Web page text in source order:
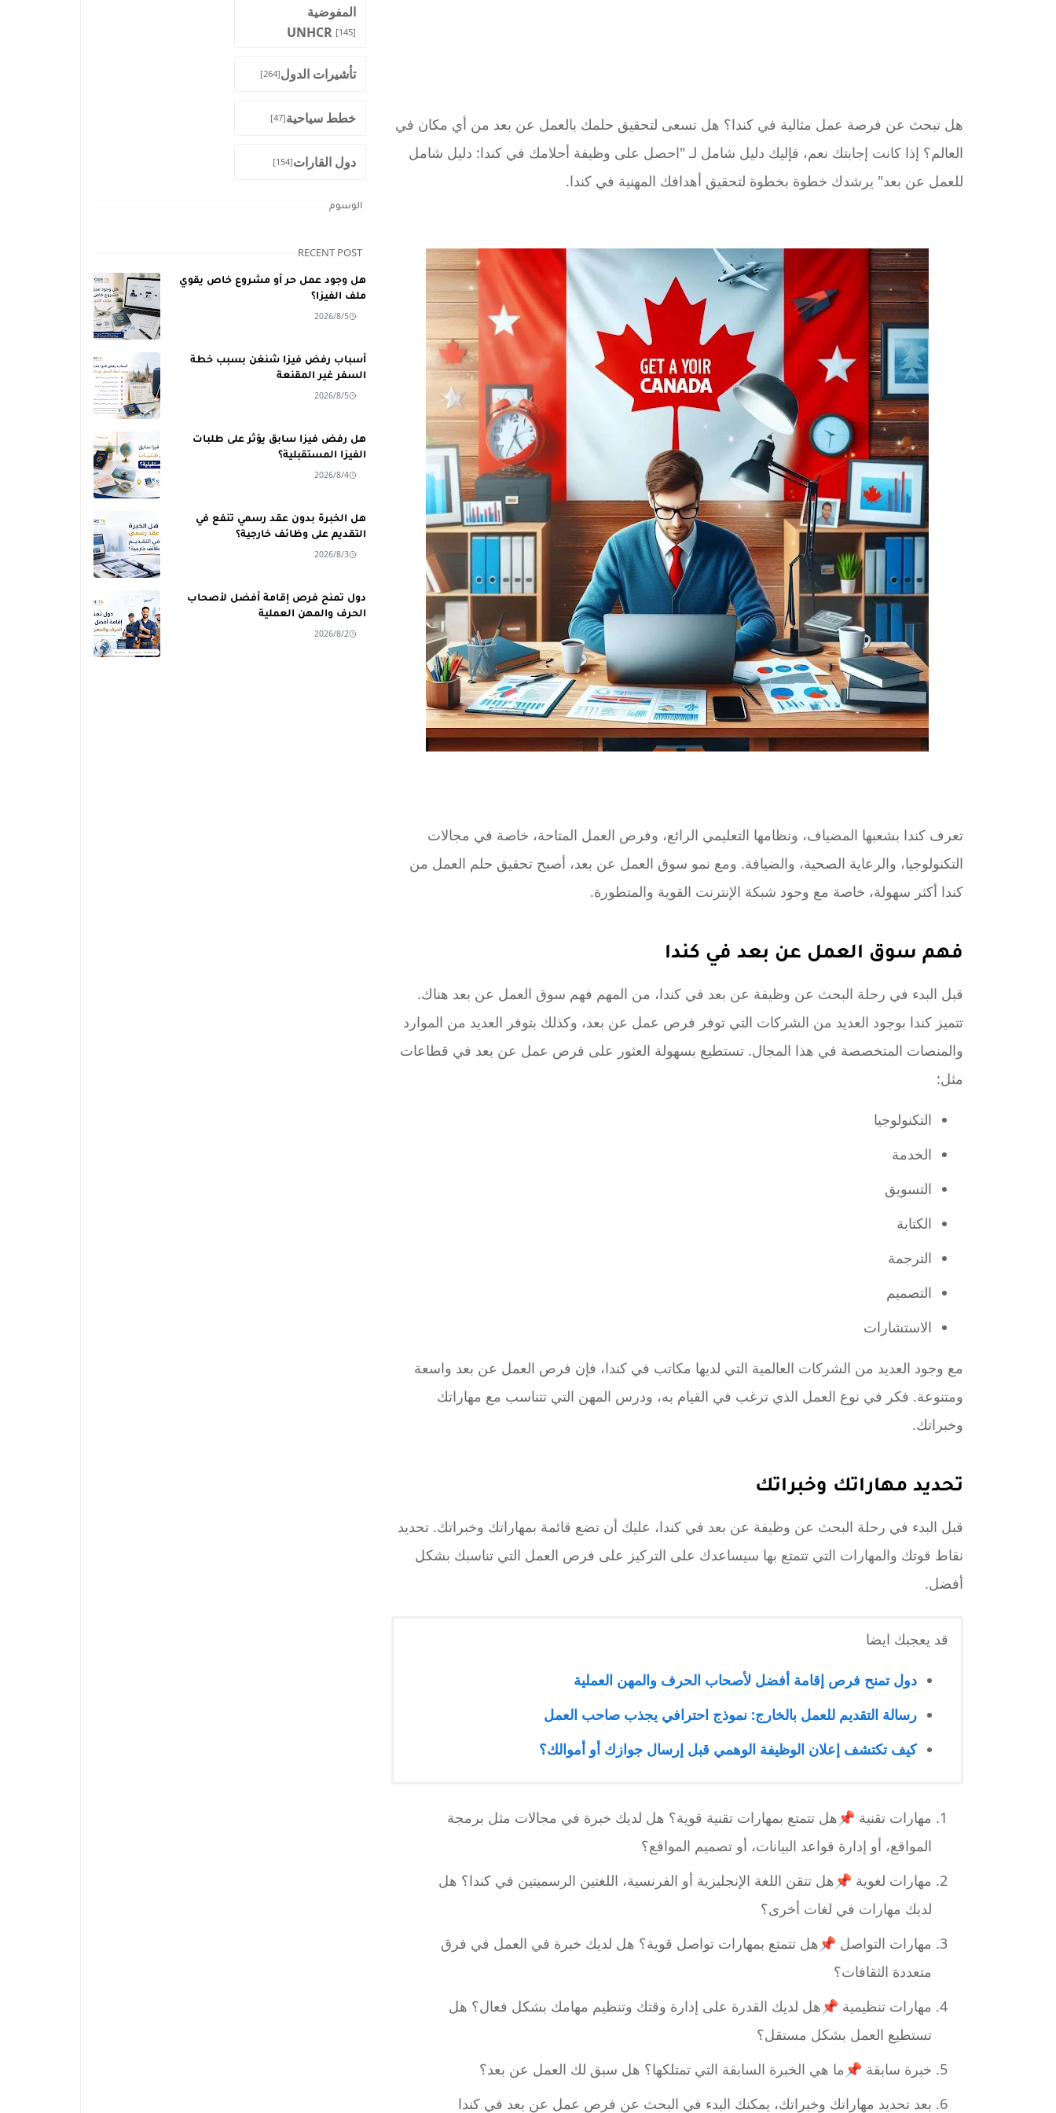
هل تبحث عن فرصة عمل مثالية في كندا؟ هل تسعى لتحقيق حلمك بالعمل عن بعد من أي مكان في
العالم؟ إذا كانت إجابتك نعم، فإليك دليل شامل لـ "احصل على وظيفة أحلامك في كندا: دليل شامل
للعمل عن بعد" يرشدك خطوة بخطوة لتحقيق أهدافك المهنية في كندا.
تعرف كندا بشعبها المضياف، ونظامها التعليمي الرائع، وفرص العمل المتاحة، خاصة في مجالات
التكنولوجيا، والرعاية الصحية، والضيافة. ومع نمو سوق العمل عن بعد، أصبح تحقيق حلم العمل من
كندا أكثر سهولة، خاصة مع وجود شبكة الإنترنت القوية والمتطورة.
فهم سوق العمل عن بعد في كندا
قبل البدء في رحلة البحث عن وظيفة عن بعد في كندا، من المهم فهم سوق العمل عن بعد هناك.
تتميز كندا بوجود العديد من الشركات التي توفر فرص عمل عن بعد، وكذلك بتوفر العديد من الموارد
والمنصات المتخصصة في هذا المجال. تستطيع بسهولة العثور على فرص عمل عن بعد في قطاعات
مثل:
التكنولوجيا
الخدمة
التسويق
الكتابة
الترجمة
التصميم
الاستشارات
مع وجود العديد من الشركات العالمية التي لديها مكاتب في كندا، فإن فرص العمل عن بعد واسعة
ومتنوعة. فكر في نوع العمل الذي ترغب في القيام به، ودرس المهن التي تتناسب مع مهاراتك
وخبراتك.
تحديد مهاراتك وخبراتك
قبل البدء في رحلة البحث عن وظيفة عن بعد في كندا، عليك أن تضع قائمة بمهاراتك وخبراتك. تحديد
نقاط قوتك والمهارات التي تتمتع بها سيساعدك على التركيز على فرص العمل التي تناسبك بشكل
أفضل.
قد يعجبك ايضا
دول تمنح فرص إقامة أفضل لأصحاب الحرف والمهن العملية
رسالة التقديم للعمل بالخارج: نموذج احترافي يجذب صاحب العمل
كيف تكتشف إعلان الوظيفة الوهمي قبل إرسال جوازك أو أموالك؟
مهارات تقنية 📌هل تتمتع بمهارات تقنية قوية؟ هل لديك خبرة في مجالات مثل برمجة
المواقع، أو إدارة قواعد البيانات، أو تصميم المواقع؟
مهارات لغوية 📌هل تتقن اللغة الإنجليزية أو الفرنسية، اللغتين الرسميتين في كندا؟ هل
لديك مهارات في لغات أخرى؟
مهارات التواصل 📌هل تتمتع بمهارات تواصل قوية؟ هل لديك خبرة في العمل في فرق
متعددة الثقافات؟
مهارات تنظيمية 📌هل لديك القدرة على إدارة وقتك وتنظيم مهامك بشكل فعال؟ هل
تستطيع العمل بشكل مستقل؟
خبرة سابقة 📌ما هي الخبرة السابقة التي تمتلكها؟ هل سبق لك العمل عن بعد؟
بعد تحديد مهاراتك وخبراتك، يمكنك البدء في البحث عن فرص عمل عن بعد في كندا
المفوضية
UNHCR [145]
تأشيرات الدول[264]
خطط سياحية[47]
دول القارات[154]
الوسوم
RECENT POST
هل وجود عمل حر أو مشروع خاص يقوي
ملف الفيزا؟
2026/8/5
أسباب رفض فيزا شنغن بسبب خطة
السفر غير المقنعة
2026/8/5
هل رفض فيزا سابق يؤثر على طلبات
الفيزا المستقبلية؟
2026/8/4
هل الخبرة بدون عقد رسمي تنفع في
التقديم على وظائف خارجية؟
2026/8/3
دول تمنح فرص إقامة أفضل لأصحاب
الحرف والمهن العملية
2026/8/2